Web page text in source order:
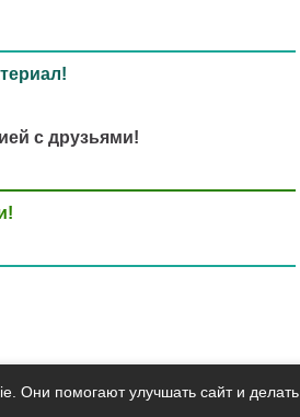
с друзьями!
Они помогают улучшать сайт и делать